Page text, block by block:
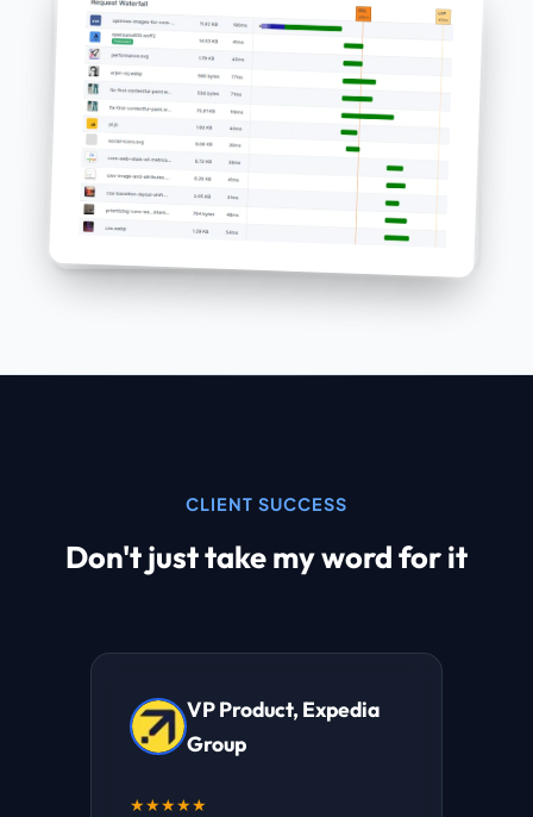
CLIENT SUCCESS
Don't just take my word for it
VP Product, Expedia
Group
★★★★★